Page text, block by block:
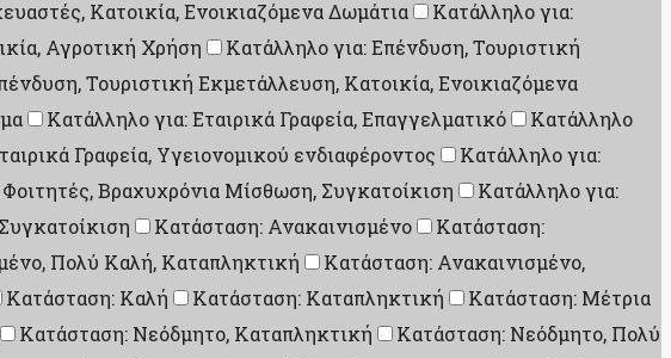
Κατοικία, Ενοικιαζόμενα Δωμάτια
Κατάλληλο για:
Αγροτική Χρήση
Κατάλληλο για: Επένδυση, Τουριστική
Τουριστική Εκμετάλλευση, Κατοικία, Ενοικιαζόμενα
Κατάλληλο για: Εταιρικά Γραφεία, Επαγγελματικό
Κατάλληλο
Γραφεία, Υγειονομικού ενδιαφέροντος
Κατάλληλο για:
Βραχυχρόνια Μίσθωση, Συγκατοίκιση
Κατάλληλο για:
Κατάσταση: Ανακαινισμένο
Κατάσταση:
Πολύ Καλή, Καταπληκτική
Κατάσταση: Ανακαινισμένο,
Κατάσταση: Καλή Κατάσταση: Καταπληκτική
Κατάσταση: Μέτρια
Κατάσταση: Νεόδμητο, Καταπληκτική
Κατάσταση: Νεόδμητο, Πολύ